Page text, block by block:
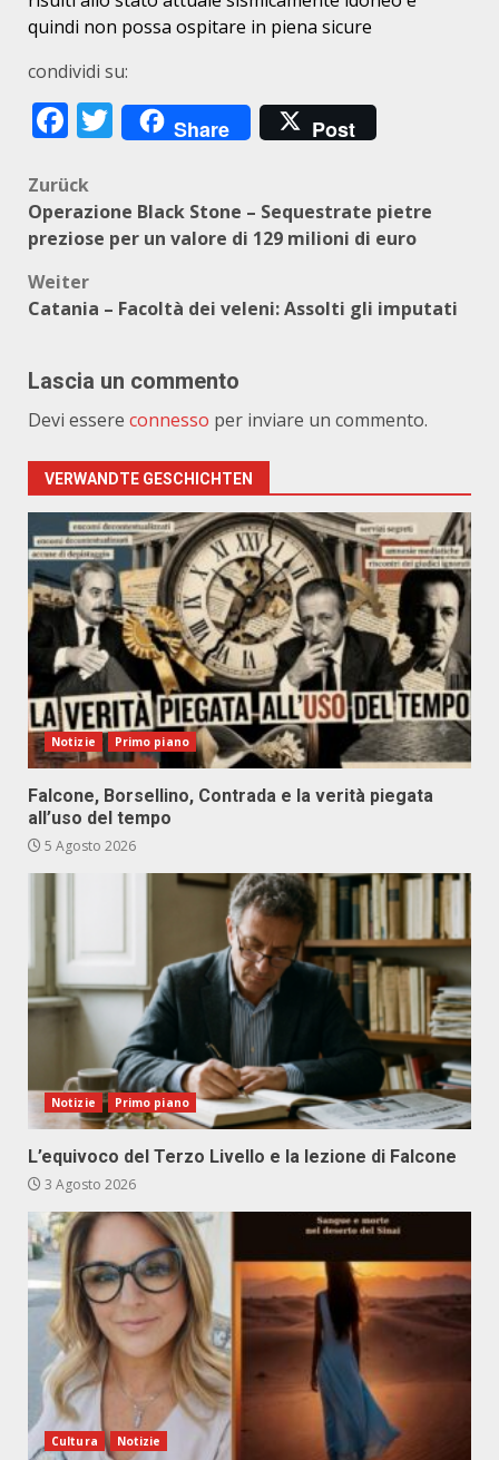
quindi non possa ospitare in piena sicure
condividi su:
Facebook
Twitter
Share Post
Beitragsnavigation
Zurück
Operazione Black Stone – Sequestrate pietre
preziose per un valore di 129 milioni di euro
Weiter
Catania – Facoltà dei veleni: Assolti gli imputati
Lascia un commento
Devi essere connesso per inviare un commento.
VERWANDTE GESCHICHTEN
Notizie Primo piano
Falcone, Borsellino, Contrada e la verità piegata
all’uso del tempo
5 Agosto 2026
Notizie Primo piano
L’equivoco del Terzo Livello e la lezione di Falcone
3 Agosto 2026
Cultura Notizie